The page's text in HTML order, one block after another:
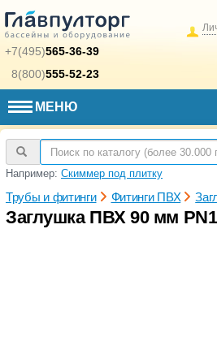
+7(495)565-36-39
8(800)555-52-23
МЕНЮ
Например: Скиммер под плитку
Трубы и фитинги Фитинги ПВХ
Заглушка ПВХ 90 мм